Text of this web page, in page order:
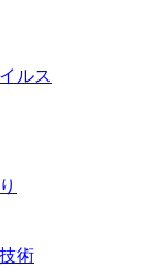
ルス
術